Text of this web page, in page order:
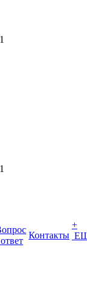
Контакты
+